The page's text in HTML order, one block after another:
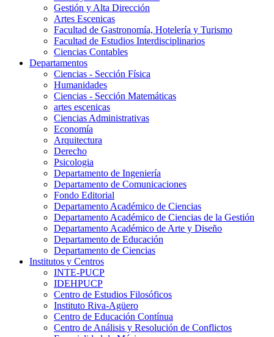
Gestión y Alta Dirección
Artes Escenicas
Facultad de Gastronomía, Hotelería y Turismo
Facultad de Estudios Interdisciplinarios
Ciencias Contables
Departamentos
Ciencias - Sección Física
Humanidades
Ciencias - Sección Matemáticas
artes escenicas
Ciencias Administrativas
Economía
Arquitectura
Derecho
Psicologia
Departamento de Ingeniería
Departamento de Comunicaciones
Fondo Editorial
Departamento Académico de Ciencias
Departamento Académico de Ciencias de la Gestión
Departamento Académico de Arte y Diseño
Departamento de Educación
Departamento de Ciencias
Institutos y Centros
INTE-PUCP
IDEHPUCP
Centro de Estudios Filosóficos
Instituto Riva-Agüero
Centro de Educación Contínua
Centro de Análisis y Resolución de Conflictos